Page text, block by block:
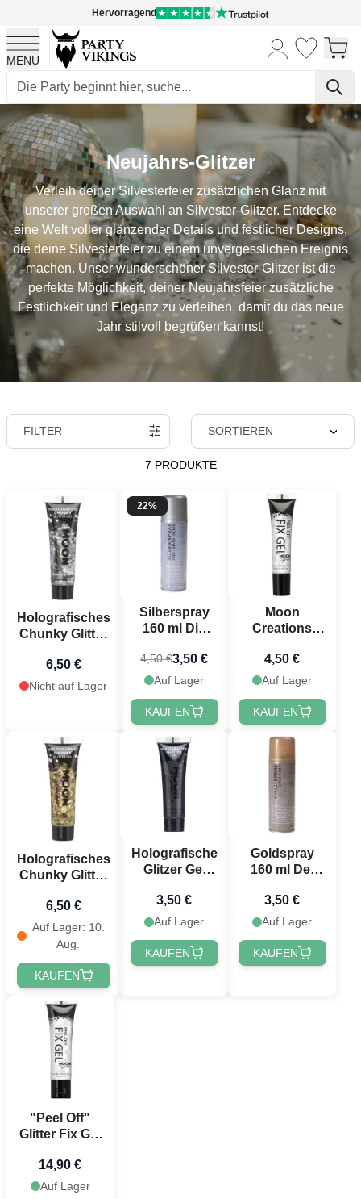
Hervorragend
MENU
Skip to Content
Neujahrs-Glitzer
Verleih deiner Silvesterfeier zusätzlichen Glanz mit
unserer großen Auswahl an Silvester-Glitzer. Entdecke
eine Welt voller glänzender Details und festlicher Designs,
die deine Silvesterfeier zu einem unvergesslichen Ereignis
machen. Unser wunderschöner Silvester-Glitzer ist die
perfekte Möglichkeit, deiner Neujahrsfeier zusätzliche
Festlichkeit und Eleganz zu verleihen, damit du das neue
Jahr stilvoll begrüßen kannst!
FILTER SORTIEREN
7 PRODUKTE
Holografisches
Chunky Glitter
ml Moon
Creations
6,50 €
Nicht auf Lager
22%
Silberspray
160 ml Die
4,50 €3,50 €
Auf Lager
KAUFEN
Moon
Creations
Fix Gel - 15 ml
4,50 €
Auf Lager
KAUFEN
Holografisches
Chunky Glitter
Moon
Creations
6,50 €
Auf Lager: 10.
Aug.
KAUFEN
Holografische
Glitzer Gel
ml
3,50 €
Auf Lager
KAUFEN
Goldspray
160 ml Det
3,50 €
Auf Lager
KAUFEN
"Peel Off"
Glitter Fix Gel
14,90 €
Auf Lager